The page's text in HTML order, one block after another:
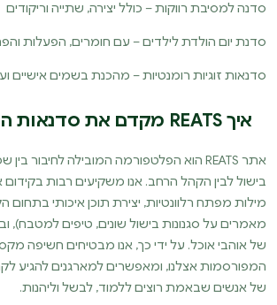
סדנה למסיבת רווקות – כולל יצירה, שתייה וריקודים
סדנת יום הולדת לילדים – עם חומרים, הפעלות
סדנאות זוגיות רומנטיות – מהכנת בשמים אישיים
איך REATS מקדם את סדנאות הבישול?
אתר REATS הוא הפלטפורמה המובילה לחיבור בין שפים ומארגני
מילות מפתח רלוונטיות, יצירת תוכן איכותי בתחום
מאמרים על סגנונות בישול שונים, טיפים למטבח),
של אוהבי אוכל. על ידי כך, אנו מבטיחים חשיפה
המפורסמות אצלנו, ומאפשרים למארגנים להגיע
של אנשים שבאמת רוצים ללמוד, לבשל וליהנות.